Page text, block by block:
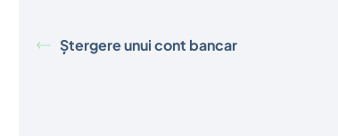
Ștergere unui cont bancar